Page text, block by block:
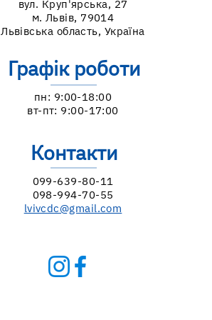
вул. Круп'ярська, 27
м. Львів, 79014
Львівська область, Україна
Графік роботи
пн: 9:00-18:00
вт-пт: 9:00-17:00
Контакти
099-639-80-11
098-994-70-55
lvivcdc@gmail.com